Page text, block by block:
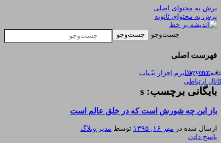
پرش به محتوای اصلی
پرش به محتوای ثانویه
اندیشه بر خط
یادداشتهای یک معلم در باب زندگی، اخلاق، اخبار،
علم و سیاست
جست‌وجو
فهرست اصلی
Bayyenatنرم افزار بیّـنات
ارتباطی
بایگانی برچسب: s
باز این چه شورش است که در خلق عالم است
ارسال شده در مهر ۱۶, ۱۳۹۵ توسط مدیر وبلاگ
پاسخ دادن